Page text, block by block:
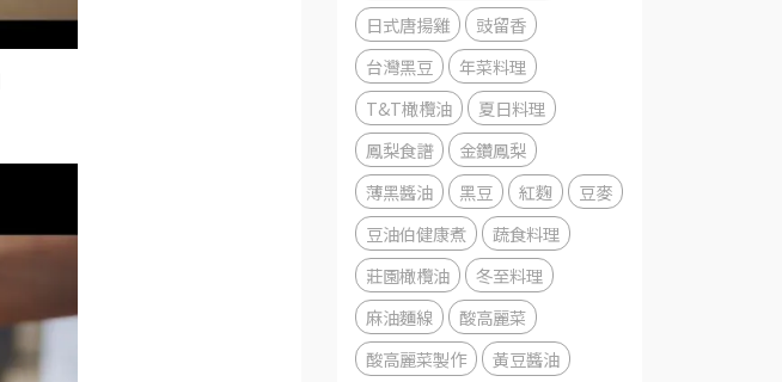
日式唐揚雞
豉留香
台灣黑豆
年菜料理
T&T橄欖油
夏日料理
鳳梨食譜
金鑽鳳梨
薄黑醬油
黑豆 紅麴
豆麥
豆油伯健康煮
蔬食料理
莊園橄欖油
冬至料理
麻油麵線
酸高麗菜
酸高麗菜製作
黃豆醬油